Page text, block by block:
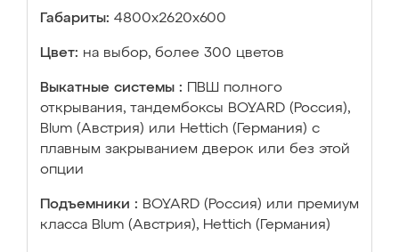
Габариты: 4800х2620х600
Цвет: на выбор, более 300 цветов
Выкатные системы :
ПВШ полного
открывания, тандембоксы BOYARD (Россия),
Blum (Австрия) или Hettich (Германия) с
плавным закрыванием дверок или без этой
опции
Подъемники : BOYARD (Россия) или премиум
класса Blum (Австрия), Hettich (Германия)